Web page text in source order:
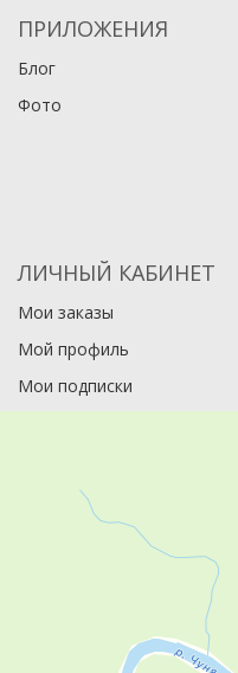
ПРИЛОЖЕНИЯ
Блог
Фото
ЛИЧНЫЙ КАБИНЕТ
Мои заказы
Мой профиль
Мои подписки